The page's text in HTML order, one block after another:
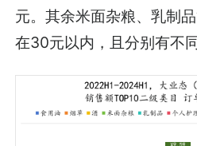
元。其余米面杂粮、乳制
在30元以内，且分别有不